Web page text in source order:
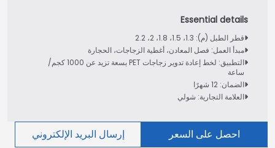
قطر الطبل (م): 1.3، 1.5، 1.8، 2، 2.2
مبدأ العمل: فصل المعادن، أغطية الزجاجات، الحجارة
التطبيق: لخط إعادة تدوير زجاجات PET بسعة تزيد عن 1000 كجم/
ساعة
الضمان: 12 شهرًا
العلامة التجارية: شولي
احصل على السعر إرسال البريد الإلكتروني